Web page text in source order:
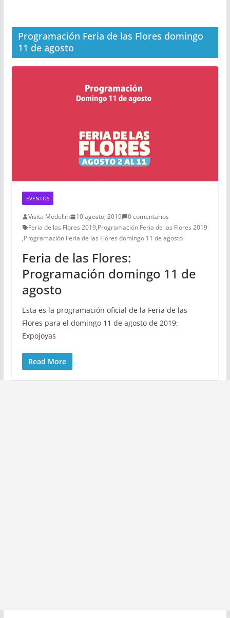
Programación Feria de las Flores domingo
11 de agosto
EVENTOS
Visita Medellin 10 agosto, 2019
0 comentarios
Feria de las Flores 2019,Programación Feria de las Flores 2019
,Programación Feria de las Flores domingo 11 de agosto
Feria de las Flores:
Programación domingo 11 de
agosto
Esta es la programación oficial de la Feria de las
Flores para el domingo 11 de agosto de 2019:
Expojoyas
Read More